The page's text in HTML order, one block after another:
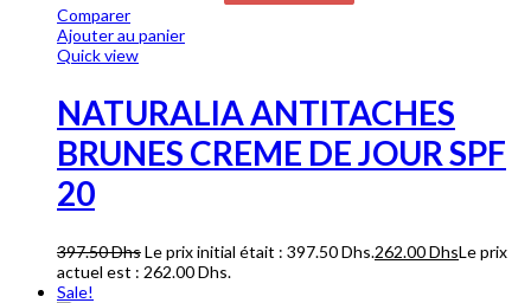
Comparer
Ajouter au panier
Quick view
NATURALIA ANTITACHES
BRUNES CREME DE JOUR SPF
20
397.50DhsLe prix initial était : 397.50 Dhs.262.00DhsLe prix
actuel est : 262.00 Dhs.
Sale!